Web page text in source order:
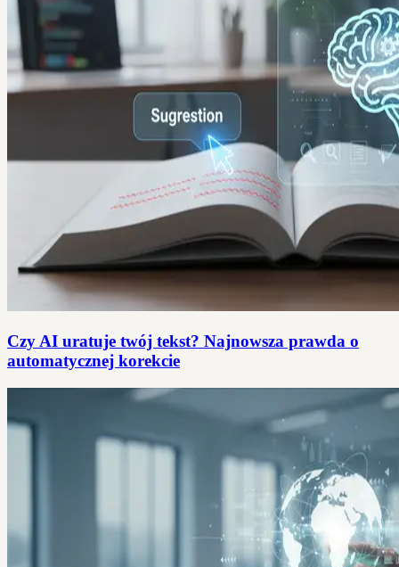
Czy AI uratuje twój tekst? Najnowsza prawda o
automatycznej korekcie